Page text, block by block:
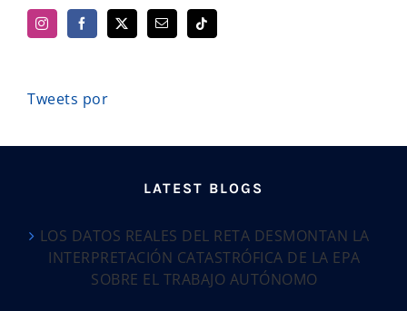
Tweets por
LATEST BLOGS
LOS DATOS REALES DEL RETA DESMONTAN LA
INTERPRETACIÓN CATASTRÓFICA DE LA EPA
SOBRE EL TRABAJO AUTÓNOMO